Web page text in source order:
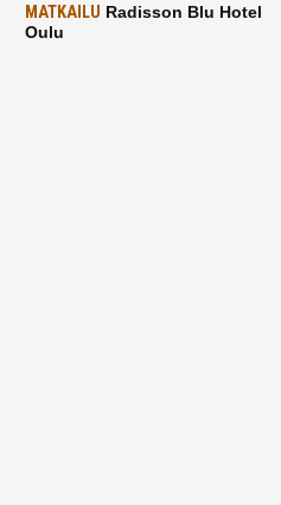
MATKAILU Radisson Blu Hotel
Oulu